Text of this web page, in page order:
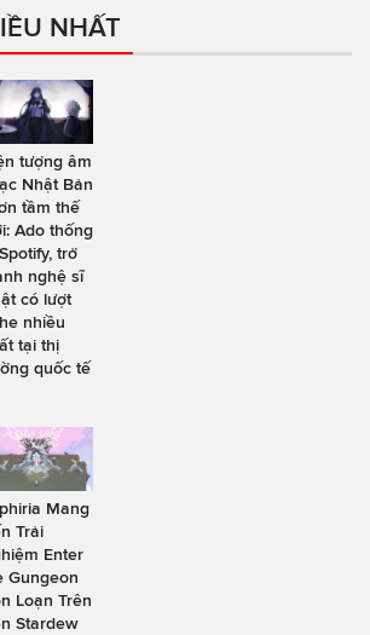
NHẤT
tượng âm
Nhật Bản
tầm thế
Ado thống
trở
nghệ sĩ
có lượt
nhiều
tại thị
quốc tế
Mang
Trải
Enter
Gungeon
Loạn Trên
Stardew